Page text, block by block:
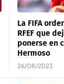
La FIFA
RFEF que
ponerse en
Hermoso
26/08/2023